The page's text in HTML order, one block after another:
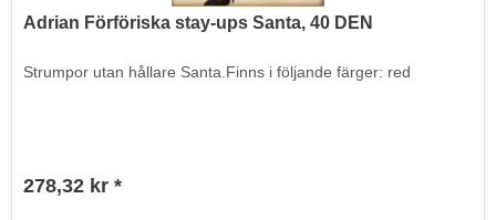
Adrian Förföriska stay-ups Santa, 40 DEN
Strumpor utan hållare Santa.Finns i följande färger: red
278,32 kr *